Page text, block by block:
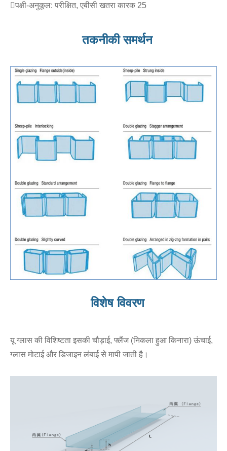
पक्षी-अनुकूल: परीक्षित, एबीसी खतरा कारक 25
तकनीकी समर्थन
विशेष विवरण
यू ग्लास की विशिष्टता इसकी चौड़ाई, फ्लैंज (निकला हुआ किनारा) ऊंचाई,
ग्लास मोटाई और डिजाइन लंबाई से मापी जाती है।